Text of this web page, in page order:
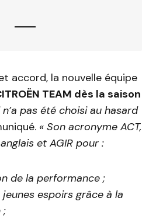
accord, la nouvelle équipe
TEAM dès la saison
pas été choisi au hasard
« Son acronyme ACT,
et AGIR pour :
de la performance ;
espoirs grâce à la
;